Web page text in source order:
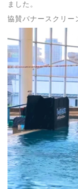
ました。
協賛バナースクリー